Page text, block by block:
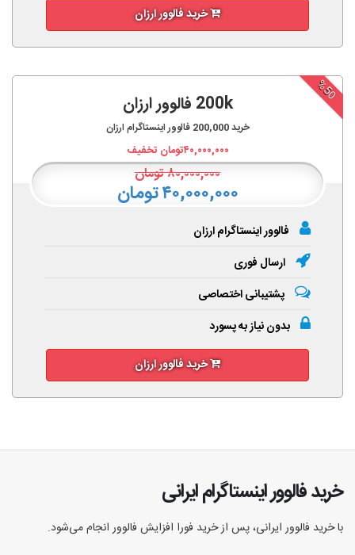
خرید فالوور ارزان
%50
200k فالوور ارزان
خرید200,000 فالوور اینستاگرام ارزان
۴۰,۰۰۰,۰۰۰تومان تخفیف
۸۰,۰۰۰,۰۰۰تومان
۴۰,۰۰۰,۰۰۰ تومان
فالوور اینستاگرام ارزان
ارسال فوری
پشتیبانی اختصاصی
بدون نیاز به پسورد
خرید فالوور ارزان
خرید فالوور اینستاگرام ایرانی
با خرید فالوور ایرانی، پس از خرید فورا افزایش فالوور انجام‌ می‌شود.